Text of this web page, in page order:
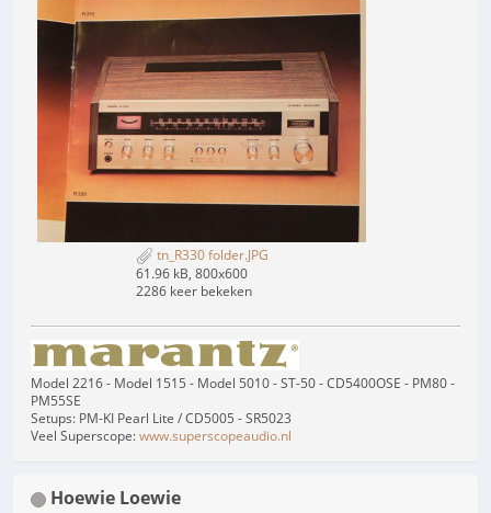
tn_R330 folder.JPG
61.96 kB, 800x600
2286 keer bekeken
Model 2216 - Model 1515 - Model 5010 - ST-50 - CD5400OSE - PM80 -
PM55SE
Setups: PM-KI Pearl Lite / CD5005 - SR5023
Veel Superscope:www.superscopeaudio.nl
Hoewie Loewie